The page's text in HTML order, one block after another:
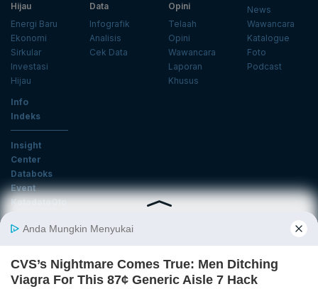
Hijau
Energi Baru
Ekonomi
Sirkular
Investasi
Hijau
Data
Infografik
Analisis
Cek Data
Opini
Telaah
Opini
Wawancara
Laporan
Khusus
News
Wawancara
Katalogue
Foto
Podcast
Info
Indeks
Insight
Center
Databoks
Event
KatadataOto
Email
Daftar